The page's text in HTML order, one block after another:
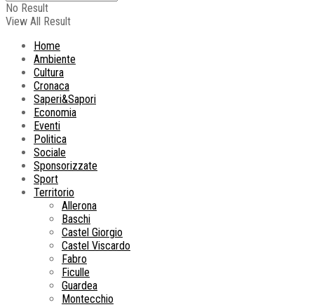
No Result
View All Result
Home
Ambiente
Cultura
Cronaca
Saperi&Sapori
Economia
Eventi
Politica
Sociale
Sponsorizzate
Sport
Territorio
Allerona
Baschi
Castel Giorgio
Castel Viscardo
Fabro
Ficulle
Guardea
Montecchio